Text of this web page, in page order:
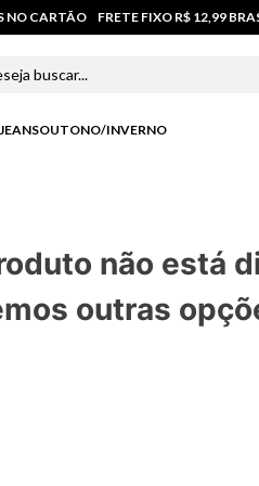
NO CARTÃO FRETE FIXO R$ 12,99
JEANSOUTONO/INVERNO
não está
outras